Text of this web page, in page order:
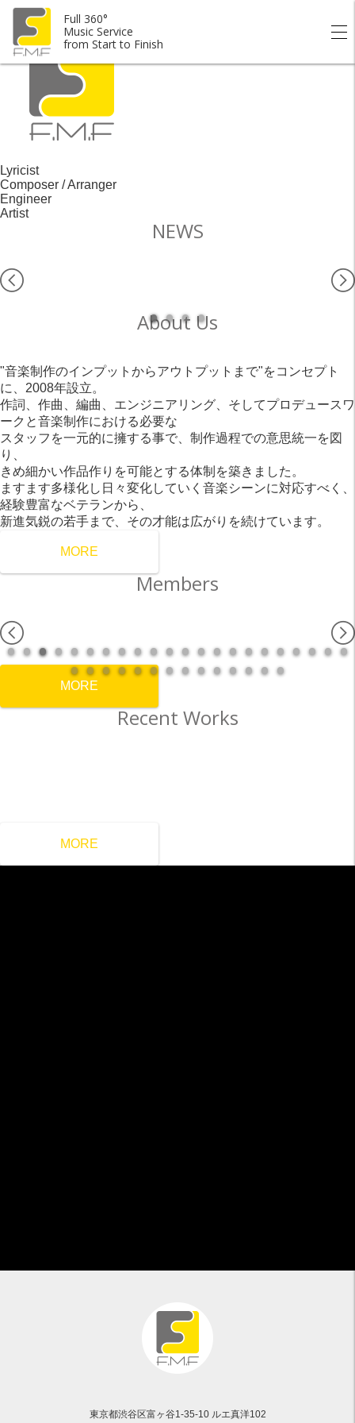
Full 360°
Music Service
from Start to Finish
Full 360° Music Service from Start to Finish.
Lyricist
Composer / Arranger
Engineer
Artist
NEWS
About Us
"音楽制作のインプットからアウトプットまで"をコンセプト
に、2008年設立。
作詞、作曲、編曲、エンジニアリング、そしてプロデュースワ
ークと音楽制作における必要な
スタッフを一元的に擁する事で、制作過程での意思統一を図
り、
きめ細かい作品作りを可能とする体制を築きました。
ますます多様化し日々変化していく音楽シーンに対応すべく、
経験豊富なベテランから、
新進気鋭の若手まで、その才能は広がりを続けています。
MORE
Members
MORE
Recent Works
MORE
東京都渋谷区富ヶ谷1-35-10 ルエ真洋102